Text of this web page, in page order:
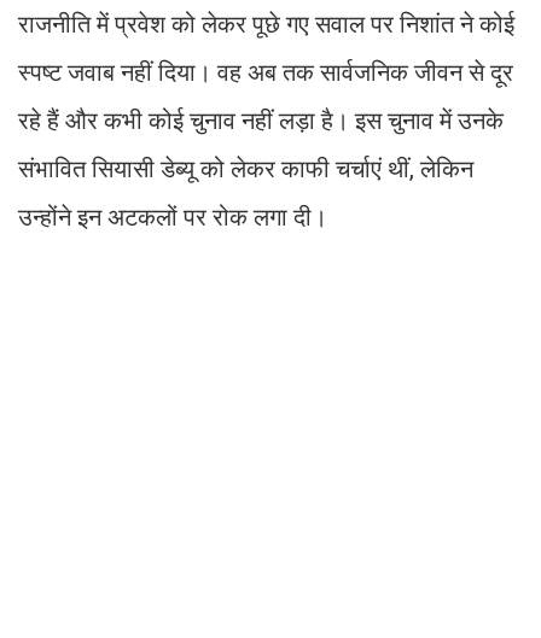
राजनीति में प्रवेश को लेकर पूछे गए सवाल पर निशांत ने कोई
स्पष्ट जवाब नहीं दिया। वह अब तक सार्वजनिक जीवन से दूर
रहे हैं और कभी कोई चुनाव नहीं लड़ा है। इस चुनाव में उनके
संभावित सियासी डेब्यू को लेकर काफी चर्चाएं थीं, लेकिन
उन्होंने इन अटकलों पर रोक लगा दी।